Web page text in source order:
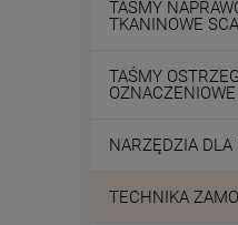
TAŚMY
TKANINOWE
TAŚMY
OZNACZENIOWE
NARZĘDZIA DLA
TECHNIKA